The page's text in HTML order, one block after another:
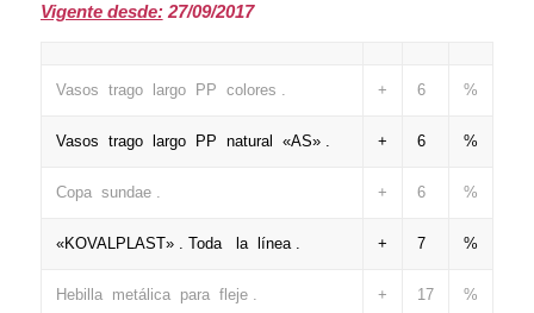
Vigente desde:27/09/2017
Vasos trago largo PP colores . + 6 %
Vasos trago largo PP natural «AS» . + 6 %
Copa sundae . + 6 %
«KOVALPLAST» . Toda la línea . + 7 %
Hebilla metálica para fleje . + 17 %